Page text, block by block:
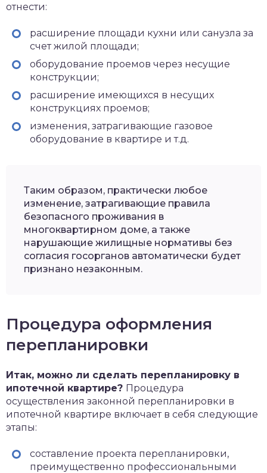
отнести:
расширение площади кухни или санузла за
счет жилой площади;
оборудование проемов через несущие
конструкции;
расширение имеющихся в несущих
конструкциях проемов;
изменения, затрагивающие газовое
оборудование в квартире и т.д.
Таким образом, практически любое
изменение, затрагивающие правила
безопасного проживания в
многоквартирном доме, а также
нарушающие жилищные нормативы без
согласия госорганов автоматически будет
признано незаконным.
Процедура оформления
перепланировки
Итак, можно ли сделать перепланировку в
ипотечной квартире? Процедура
осуществления законной перепланировки в
ипотечной квартире включает в себя следующие
этапы:
составление проекта перепланировки,
преимущественно профессиональными